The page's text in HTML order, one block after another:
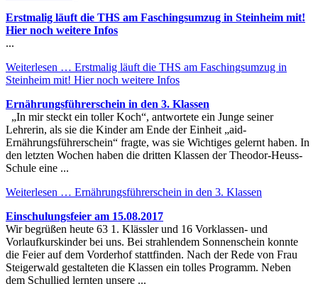
Erstmalig läuft die THS am Faschingsumzug in Steinheim mit!
Hier noch weitere Infos
...
Weiterlesen … Erstmalig läuft die THS am Faschingsumzug in
Steinheim mit! Hier noch weitere Infos
Ernährungsführerschein in den 3. Klassen
„In mir steckt ein toller Koch“, antwortete ein Junge seiner
Lehrerin, als sie die Kinder am Ende der Einheit „aid-
Ernährungsführerschein“ fragte, was sie Wichtiges gelernt haben. In
den letzten Wochen haben die dritten Klassen der Theodor-Heuss-
Schule eine ...
Weiterlesen … Ernährungsführerschein in den 3. Klassen
Einschulungsfeier am 15.08.2017
Wir begrüßen heute 63 1. Klässler und 16 Vorklassen- und
Vorlaufkurskinder bei uns. Bei strahlendem Sonnenschein konnte
die Feier auf dem Vorderhof stattfinden. Nach der Rede von Frau
Steigerwald gestalteten die Klassen ein tolles Programm. Neben
dem Schullied lernten unsere ...